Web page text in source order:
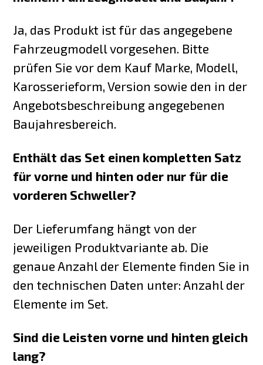
Ja, das Produkt ist für das angegebene
Fahrzeugmodell vorgesehen. Bitte
prüfen Sie vor dem Kauf Marke, Modell,
Karosserieform, Version sowie den in der
Angebotsbeschreibung angegebenen
Baujahresbereich.
Enthält das Set einen kompletten Satz
für vorne und hinten oder nur für die
vorderen Schweller?
Der Lieferumfang hängt von der
jeweiligen Produktvariante ab. Die
genaue Anzahl der Elemente finden Sie in
den technischen Daten unter: Anzahl der
Elemente im Set.
Sind die Leisten vorne und hinten gleich
lang?